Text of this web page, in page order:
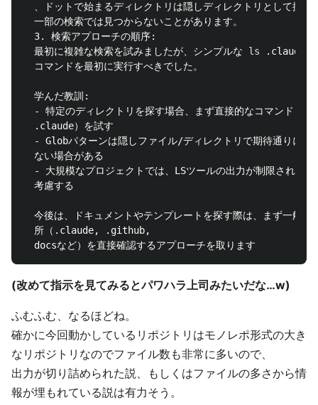
、ドットで始まるディレクトリは隠しディレクトリとして扱わ
  一部の検索では見つからないことがあります。
  3. 検索アプローチの順序:
  最初に複雑な検索を試みましたが、シンプルな
ls .claude
  コマンドを最初に実行すべきでした。
  学んだ教訓:
- 特定のディレクトリを探す場合、まず直接的なコマンド（
  .claude）を試す
- Globパターンは隠しファイル/ディレクトリで期待通りに動
  ない場合がある
- 大規模なプロジェクトでは、LSツールの出力が制限されるこ
  考慮する
今後は、ドキュメントやテンプレートを探す際は、まず一般的
  所（.claude, .github,
(改めて指示を見てみるとパワハラ上司みたいだな…w)
ふむふむ、なるほどね。
確かに今回動かしているリポジトリはモノレポ形式の大き
なリポジトリなのでファイル数も非常に多いので、
出力が切り詰められた説、もしくはファイルの多さから情
報が埋もれている説は有力そう。